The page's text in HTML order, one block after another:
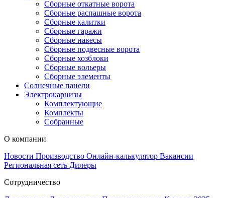
Сборные откатные ворота
Сборные распашные ворота
Сборные калитки
Сборные гаражи
Сборные навесы
Сборные подвесные ворота
Сборные хозблоки
Сборные вольеры
Сборные элементы
Солнечные панели
Электрокарнизы
Комплектующие
Комплекты
Собранные
О компании
Новости Производство Онлайн-калькулятор Вакансии
Региональная сеть Дилеры
Сотрудничество